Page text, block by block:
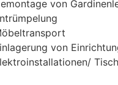
von
von